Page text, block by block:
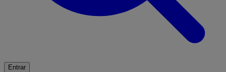
Entrar